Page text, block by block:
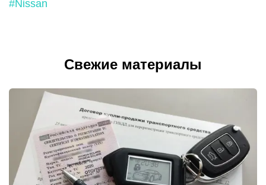
#Nissan
Свежие материалы